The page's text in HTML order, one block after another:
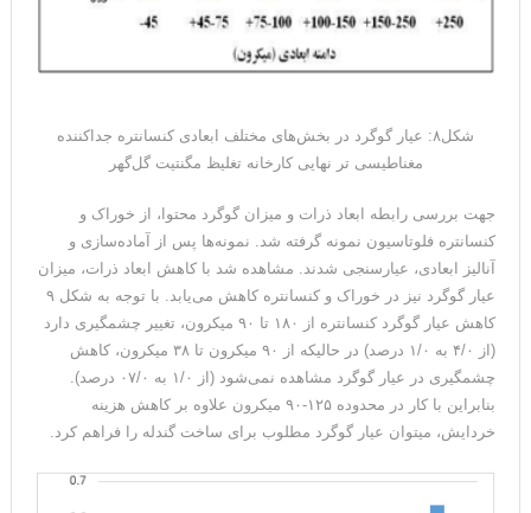
شکل۸: عیار گوگرد در بخش‌های مختلف ابعادی کنسانتره جداکننده
مغناطیسی تر نهایی کارخانه تغلیظ مگنتیت گل‌گهر
جهت بررسی رابطه ابعاد ذرات و میزان گوگرد محتوا، از خوراک و
کنسانتره فلوتاسیون نمونه‌ گرفته شد. نمونه‌ها پس از آماده‌سازی و
آنالیز ابعادی، عیارسنجی شدند. مشاهده شد با کاهش ابعاد ذرات، میزان
عیار گوگرد نیز در خوراک و کنسانتره کاهش می‌یابد. با توجه به شکل ۹
کاهش عیار گوگرد کنسانتره از ۱۸۰ تا ۹۰ میکرون، تغییر چشمگیری دارد
(از ۴/۰ به ۱/۰ درصد) در حالیکه از ۹۰ میکرون تا ۳۸ میکرون، کاهش
چشمگیری در عیار گوگرد مشاهده نمی‌شود (از ۱/۰ به ۰۷/۰ درصد).
بنابراین با کار در محدوده ۱۲۵-۹۰ میکرون علاوه بر کاهش هزینه
خردایش، میتوان عیار گوگرد مطلوب برای ساخت گندله را فراهم کرد.